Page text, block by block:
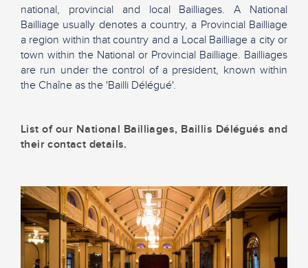
national, provincial and local Bailliages. A National
Bailliage usually denotes a country, a Provincial Bailliage
a region within that country and a Local Bailliage a city or
town within the National or Provincial Bailliage. Bailliages
are run under the control of a president, known within
the Chaîne as the 'Bailli Délégué'.
List of our National Bailliages, Baillis Délégués and
their contact details.